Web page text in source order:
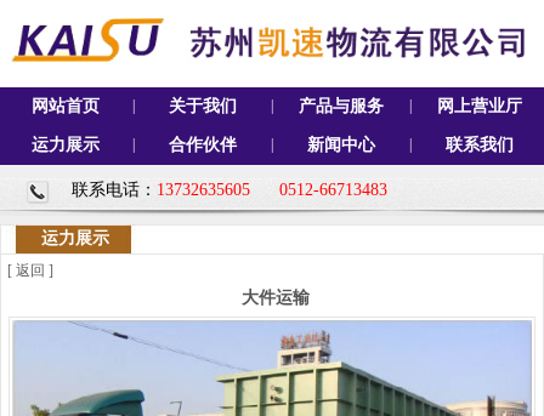
网站首页 关于我们 产品与服务 网上营业厅
运力展示 合作伙伴 新闻中心 联系我们
联系电话： 13732635605 0512-66713483
运力展示
[ 返回 ]
大件运输